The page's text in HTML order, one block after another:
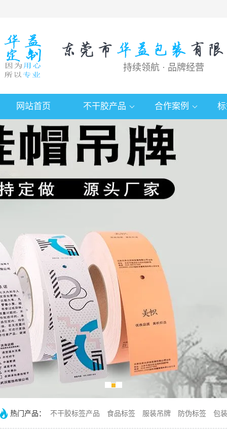
持续领航 · 品牌经营
网站首页 不干胶产品 合作案例
热门产品： 不干胶标签产品 食品标签 服装吊牌 防伪标签 包